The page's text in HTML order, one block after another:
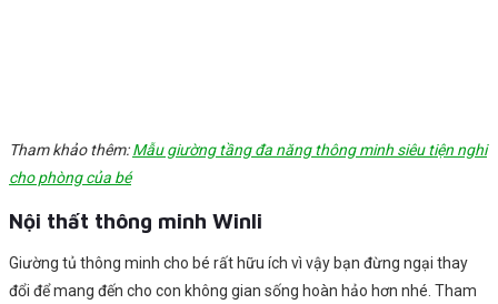
Tham khảo thêm:Mẫu giường tầng đa năng thông minh siêu tiện nghi
cho phòng của bé
Nội thất thông minh Winli
Giường tủ thông minh cho bé rất hữu ích vì vậy bạn đừng ngại thay
đổi để mang đến cho con không gian sống hoàn hảo hơn nhé. Tham